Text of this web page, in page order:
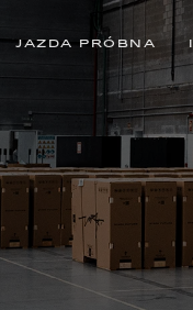
JAZDA PRÓBNA